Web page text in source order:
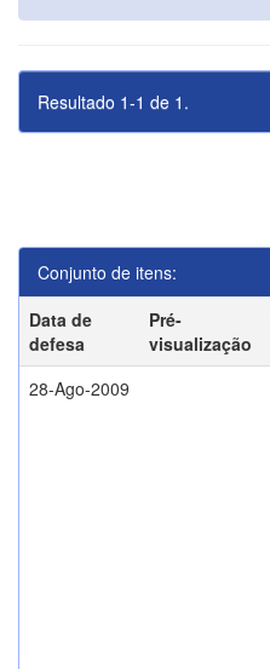
Resultado 1-1 de 1.
Conjunto de itens:
Data de
defesa
Pré-
visualização
28-Ago-2009